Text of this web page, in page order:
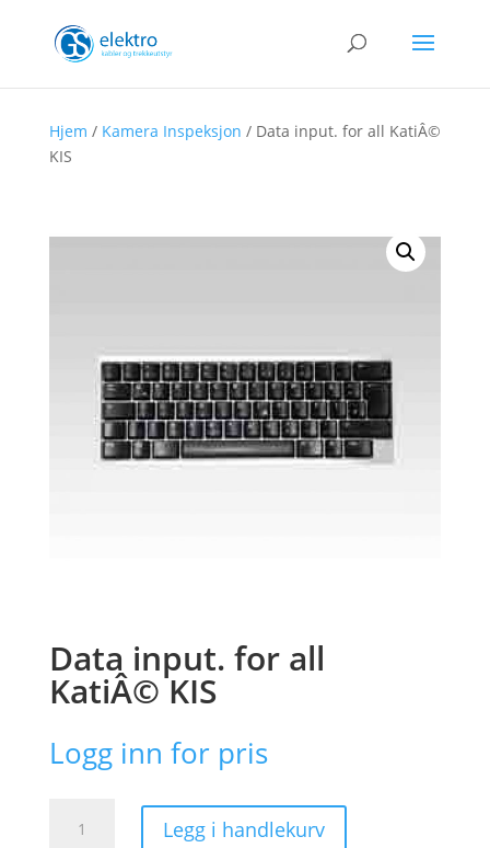
Hjem / Kamera Inspeksjon / Data input. for all KatiÂ©
KIS
Data input. for all
KatiÂ© KIS
Logg inn for pris
input.
Legg i handlekurv